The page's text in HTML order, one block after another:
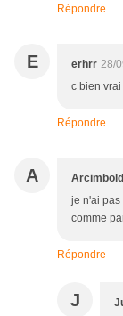
Répondre
E erhrr 28/
c bien vrai
Répondre
A
je n'ai pas
comme
Répondre
J